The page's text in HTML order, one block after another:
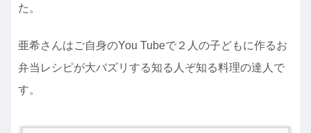
た。
亜希さんはご自身のYou Tubeで２人の子どもに作るお
弁当レシピが大バズリする知る人ぞ知る料理の達人で
す。